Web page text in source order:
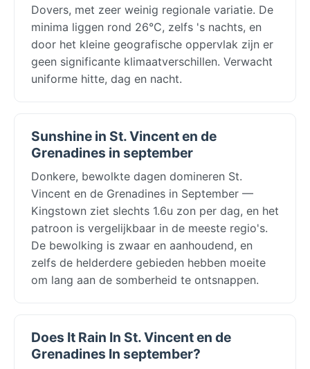
Dovers, met zeer weinig regionale variatie. De
minima liggen rond 26°C, zelfs 's nachts, en
door het kleine geografische oppervlak zijn er
geen significante klimaatverschillen. Verwacht
uniforme hitte, dag en nacht.
Sunshine in St. Vincent en de
Grenadines in september
Donkere, bewolkte dagen domineren St.
Vincent en de Grenadines in September —
Kingstown ziet slechts 1.6u zon per dag, en het
patroon is vergelijkbaar in de meeste regio's.
De bewolking is zwaar en aanhoudend, en
zelfs de helderdere gebieden hebben moeite
om lang aan de somberheid te ontsnappen.
Does It Rain In St. Vincent en de
Grenadines In september?